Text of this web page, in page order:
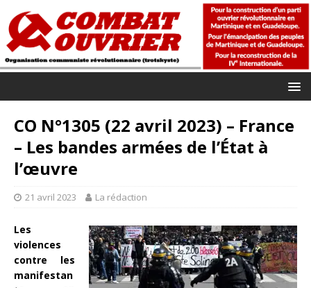
CO N°1305 (22 avril 2023) – France
– Les bandes armées de l’État à
l’œuvre
21 avril 2023 La rédaction
Les
violences
contre les
manifestan